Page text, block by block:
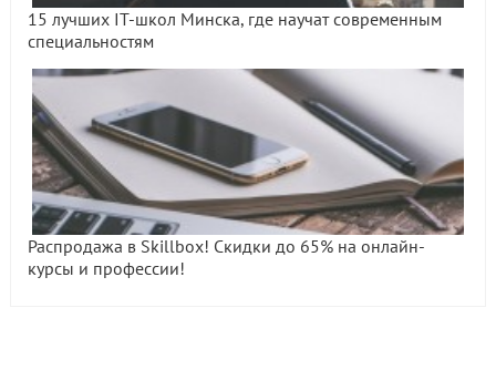
15 лучших IT-школ Минска, где научат современным
специальностям
Распродажа в Skillbox! Скидки до 65% на онлайн-
курсы и профессии!